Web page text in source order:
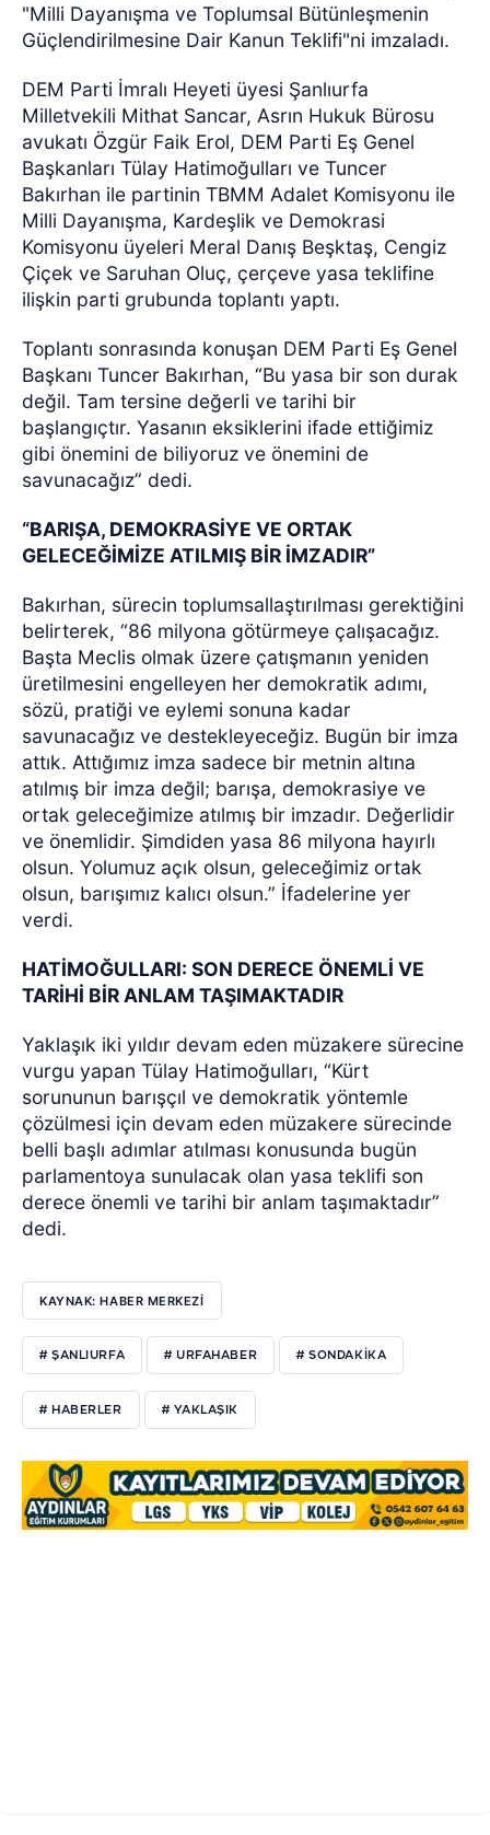
"Milli Dayanışma ve Toplumsal Bütünleşmenin
Güçlendirilmesine Dair Kanun Teklifi"ni imzaladı.
DEM Parti İmralı Heyeti üyesi Şanlıurfa
Milletvekili Mithat Sancar, Asrın Hukuk Bürosu
avukatı Özgür Faik Erol, DEM Parti Eş Genel
Başkanları Tülay Hatimoğulları ve Tuncer
Bakırhan ile partinin TBMM Adalet Komisyonu ile
Milli Dayanışma, Kardeşlik ve Demokrasi
Komisyonu üyeleri Meral Danış Beşktaş, Cengiz
Çiçek ve Saruhan Oluç, çerçeve yasa teklifine
ilişkin parti grubunda toplantı yaptı.
Toplantı sonrasında konuşan DEM Parti Eş Genel
Başkanı Tuncer Bakırhan, “Bu yasa bir son durak
değil. Tam tersine değerli ve tarihi bir
başlangıçtır. Yasanın eksiklerini ifade ettiğimiz
gibi önemini de biliyoruz ve önemini de
savunacağız” dedi.
“BARIŞA, DEMOKRASİYE VE ORTAK
GELECEĞİMİZE ATILMIŞ BİR İMZADIR”
Bakırhan, sürecin toplumsallaştırılması gerektiğini
belirterek, “86 milyona götürmeye çalışacağız.
Başta Meclis olmak üzere çatışmanın yeniden
üretilmesini engelleyen her demokratik adımı,
sözü, pratiği ve eylemi sonuna kadar
savunacağız ve destekleyeceğiz. Bugün bir imza
attık. Attığımız imza sadece bir metnin altına
atılmış bir imza değil; barışa, demokrasiye ve
ortak geleceğimize atılmış bir imzadır. Değerlidir
ve önemlidir. Şimdiden yasa 86 milyona hayırlı
olsun. Yolumuz açık olsun, geleceğimiz ortak
olsun, barışımız kalıcı olsun.” İfadelerine yer
verdi.
HATİMOĞULLARI: SON DERECE ÖNEMLİ VE
TARİHİ BİR ANLAM TAŞIMAKTADIR
Yaklaşık iki yıldır devam eden müzakere sürecine
vurgu yapan Tülay Hatimoğulları, “Kürt
sorununun barışçıl ve demokratik yöntemle
çözülmesi için devam eden müzakere sürecinde
belli başlı adımlar atılması konusunda bugün
parlamentoya sunulacak olan yasa teklifi son
derece önemli ve tarihi bir anlam taşımaktadır”
dedi.
KAYNAK: HABER MERKEZI
# ŞANLIURFA # URFAHABER # SONDAKIKA
# HABERLER # YAKLAŞIK